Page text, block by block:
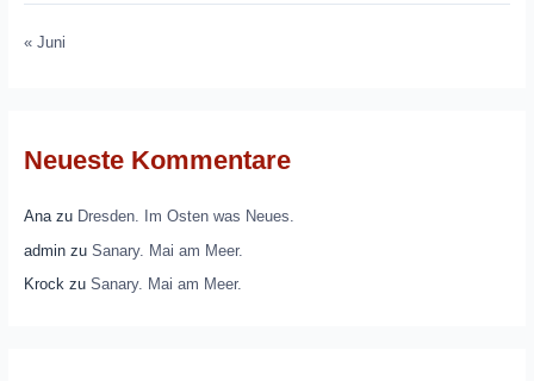
« Juni
Neueste Kommentare
Anazu Dresden. Im Osten was Neues.
adminzu Sanary. Mai am Meer.
Krockzu Sanary. Mai am Meer.